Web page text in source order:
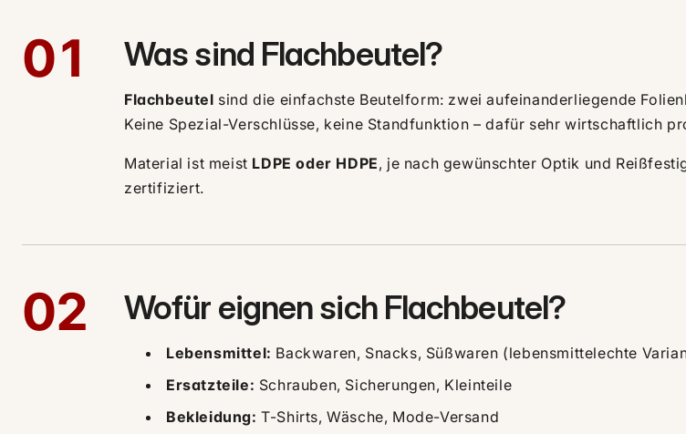
01 Was sind Flachbeutel?
Flachbeutel sind die einfachste Beutelform: zwei aufeinanderliegende
Keine Spezial-Verschlüsse, keine Standfunktion – dafür sehr wirtschaftlich
Material ist meist LDPE oder HDPE, je nach gewünschter Optik und
zertifiziert.
02 Wofür eignen sich Flachbeutel?
Lebensmittel: Backwaren, Snacks, Süßwaren (lebensmittelechte
Ersatzteile: Schrauben, Sicherungen, Kleinteile
Bekleidung: T-Shirts, Wäsche, Mode-Versand